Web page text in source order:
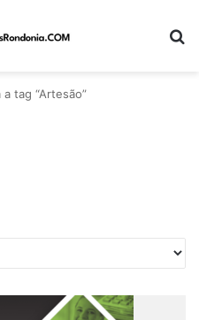
tag “Artesão”